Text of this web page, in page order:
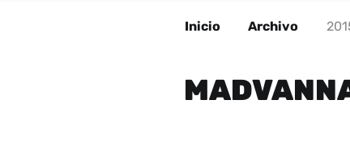
Inicio Archivo